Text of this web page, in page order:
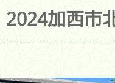
2024加西市